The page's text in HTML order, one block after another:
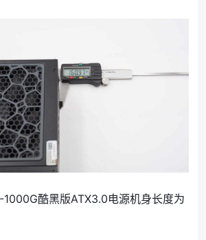
酷黑版ATX3.0电源机身长度为